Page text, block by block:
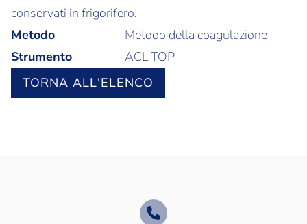
conservati in frigorifero.
Metodo
Metodo della coagulazione
Strumento
ACL TOP
TORNA ALL'ELENCO